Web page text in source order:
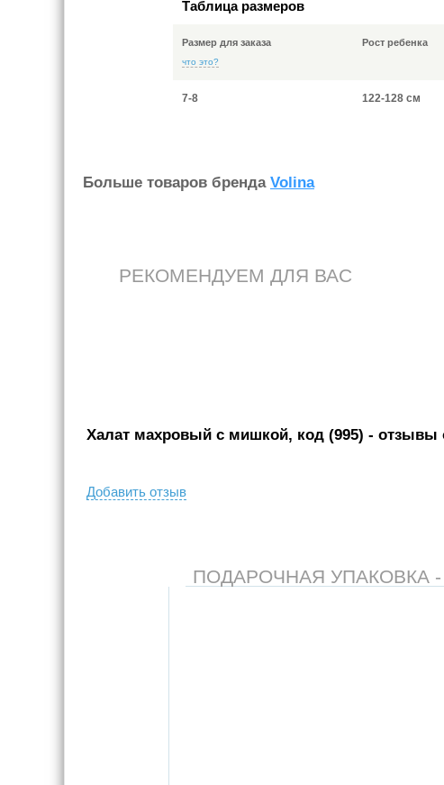
Таблица размеров
Размер для заказа
что это?
Рост ребенка
7-8 122-128 см
Больше товаров бренда Volina
РЕКОМЕНДУЕМ ДЛЯ ВАС
Халат махровый с мишкой, код (995) - отзывы
Добавить отзыв
ПОДАРОЧНАЯ УПАКОВКА -